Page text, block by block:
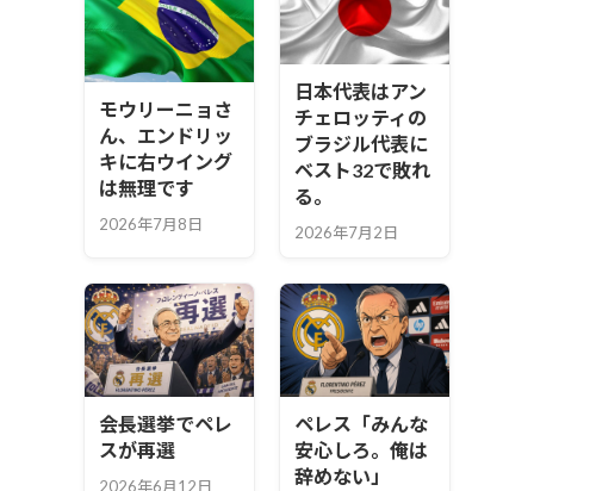
モウリーニョさ
ん、エンドリッ
キに右ウイング
は無理です
2026年7月8日
日本代表はアン
チェロッティの
ブラジル代表に
ベスト32で敗れ
る。
2026年7月2日
会長選挙でペレ
スが再選
2026年6月12日
ペレス「みんな
安心しろ。俺は
辞めない」